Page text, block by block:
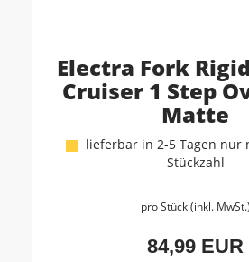
Electra Fork
Cruiser 1 Step
Matte
lieferbar in 2-5 Tagen nur
Stückzahl
pro Stück (inkl. MwSt.)
84,99 EUR